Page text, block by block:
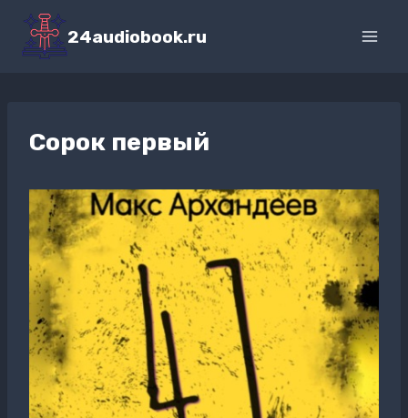
Перейти
содержимому
24audiobook.ru
Сорок первый